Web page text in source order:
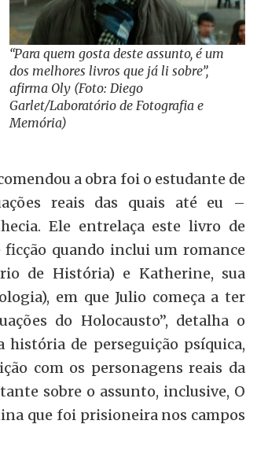
“Para quem gosta deste assunto, é um
dos melhores livros que já li sobre”,
afirma Oly (Foto: Diego
Garlet/Laboratório de Fotografia e
Memória)
a obra foi o estudante de
reais das quais até eu –
Ele entrelaça este livro de
quando inclui um romance
de História) e Katherine, sua
em que Julio começa a ter
do Holocausto”, detalha o
história de perseguição psíquica,
com os personagens reais da
sobre o assunto, inclusive, O
que foi prisioneira nos campos